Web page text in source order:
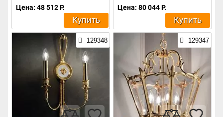
Цена: 48 512 Р.
Купить
Цена: 80 044 Р.
Купить
129348 129347